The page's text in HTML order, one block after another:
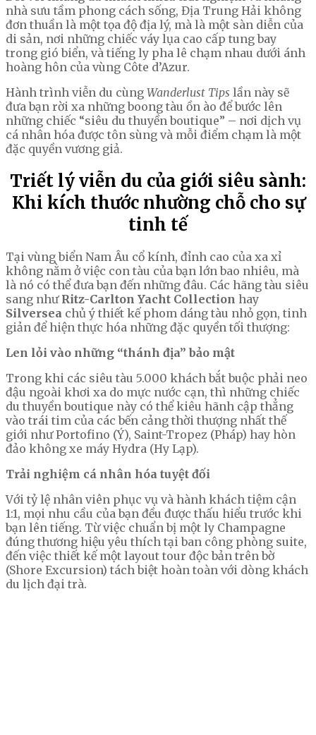
nhà sưu tầm phong cách sống, Địa Trung Hải không
đơn thuần là một tọa độ địa lý, mà là một sàn diễn của
di sản, nơi những chiếc váy lụa cao cấp tung bay
trong gió biển, và tiếng ly pha lê chạm nhau dưới ánh
hoàng hôn của vùng Côte d’Azur.
Hành trình viễn du cùng Wanderlust Tips lần này sẽ
đưa bạn rời xa những boong tàu ồn ào để bước lên
những chiếc “siêu du thuyền boutique” – nơi dịch vụ
cá nhân hóa được tôn sùng và mỗi điểm chạm là một
đặc quyền vương giả.
Triết lý viễn du của giới siêu sành:
Khi kích thước nhường chỗ cho sự
tinh tế
Tại vùng biển Nam Âu cổ kính, đỉnh cao của xa xỉ
không nằm ở việc con tàu của bạn lớn bao nhiêu, mà
là nó có thể đưa bạn đến những đâu. Các hãng tàu siêu
sang như Ritz-Carlton Yacht Collection hay
Silversea chủ ý thiết kế phom dáng tàu nhỏ gọn, tinh
giản để hiện thực hóa những đặc quyền tối thượng:
Len lỏi vào những “thánh địa” bảo mật
Trong khi các siêu tàu 5.000 khách bắt buộc phải neo
đậu ngoài khơi xa do mực nước cạn, thì những chiếc
du thuyền boutique này có thể kiêu hãnh cập thẳng
vào trái tim của các bến cảng thời thượng nhất thế
giới như Portofino (Ý), Saint-Tropez (Pháp) hay hòn
đảo không xe máy Hydra (Hy Lạp).
Trải nghiệm cá nhân hóa tuyệt đối
Với tỷ lệ nhân viên phục vụ và hành khách tiệm cận
1:1, mọi nhu cầu của bạn đều được thấu hiểu trước khi
bạn lên tiếng. Từ việc chuẩn bị một ly Champagne
đúng thương hiệu yêu thích tại ban công phòng suite,
đến việc thiết kế một layout tour độc bản trên bờ
(Shore Excursion) tách biệt hoàn toàn với dòng khách
du lịch đại trà.